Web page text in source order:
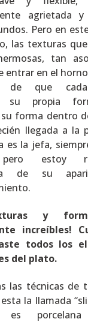
agrietada
Pero en
las texturas
tan
entrar en el
de que
su propia
forma dentro
llegada a la
es la jefa,
estoy
de su
y
increíbles!
todos los
del plato.
las técnicas de
la llamada
es porcelana